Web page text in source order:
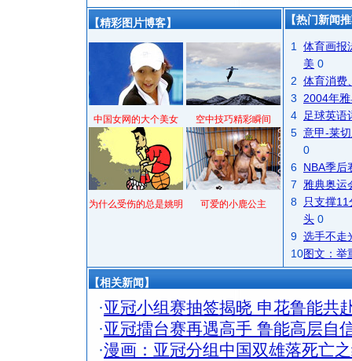
【精彩图片博客】
中国女网的大个美女 空中技巧精彩瞬间
为什么受伤的总是姚明 可爱的小鹿公主
【热门新闻
1
体育画报
美 0
2 体育消费
3
2004年
4
足球英语
5 意甲-莱
0
6 NBA季后
7
雅典奥运
8
只支撑
头 0
9 选手不走
10图文：举
【相关新闻】
·亚冠小组赛抽签揭晓 申花鲁能共
·亚冠擂台赛再遇高手 鲁能高层自
·漫画：亚冠分组中国双雄落死亡